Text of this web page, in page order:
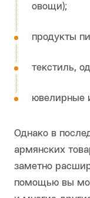
овощи);
продукты
текстиль,
ювелирные
Однако в
армянских
заметно
помощью вы